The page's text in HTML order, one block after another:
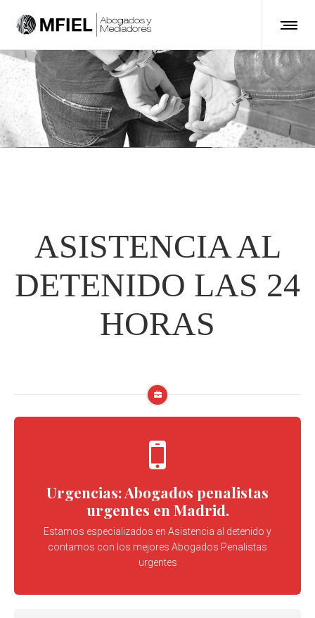
ASISTENCIA AL
DETENIDO LAS 24
HORAS
Urgencias: Abogados penalistas
urgentes en Madrid.
Estamos especializados en Asistencia al detenido y
contamos con los mejores Abogados Penalistas
urgentes